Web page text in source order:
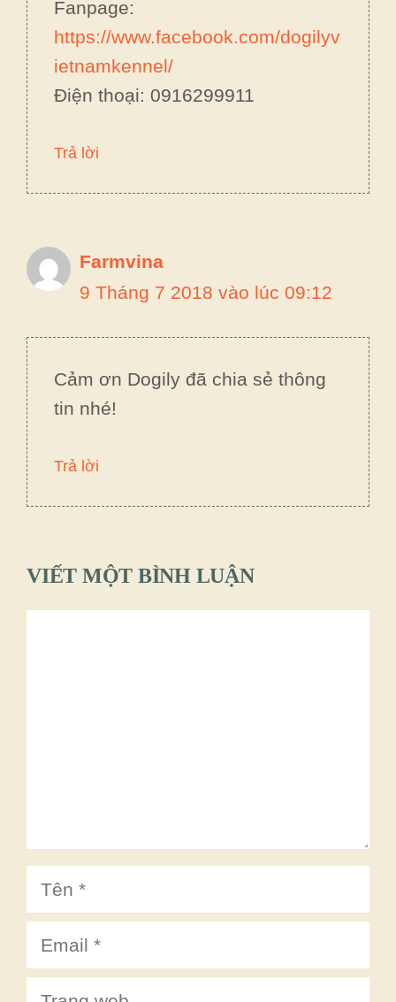
Fanpage:
https://www.facebook.com/dogilyv
ietnamkennel/
Điện thoại: 0916299911
Trả lời
Farmvina
9 Tháng 7 2018 vào lúc 09:12
Cảm ơn Dogily đã chia sẻ thông
tin nhé!
Trả lời
VIẾT MỘT BÌNH LUẬN
Tên
Email
Trang